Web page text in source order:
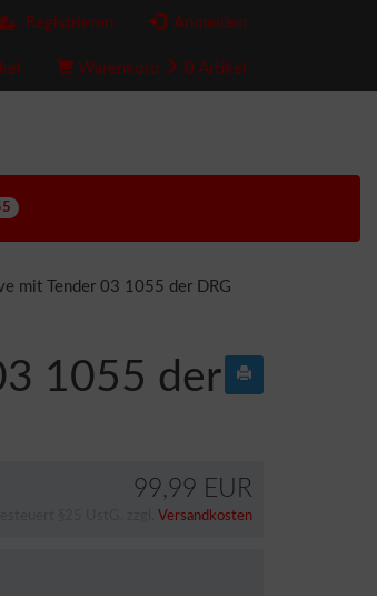
Registrieren Anmelden
Warenkorb 0 Artikel
mit Tender 03 1055 der DRG
1055 der
99,99 EUR
Versandkosten